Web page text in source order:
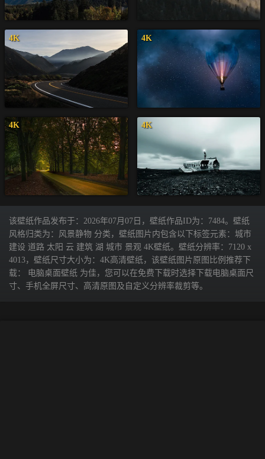
4K 4K
4K 4K
该壁纸作品发布于：2026年07月07日，壁纸作品ID为：7484。壁纸
风格归类为：风景静物 分类，壁纸图片内包含以下标签元素：城市
建设 道路 太阳 云 建筑 湖 城市 景观 4K壁纸。壁纸分辨率：7120 x
4013，壁纸尺寸大小为：4K高清壁纸，该壁纸图片原图比例推荐下
载： 电脑桌面壁纸 为佳，您可以在免费下载时选择下载电脑桌面尺
寸、手机全屏尺寸、高清原图及自定义分辨率裁剪等。